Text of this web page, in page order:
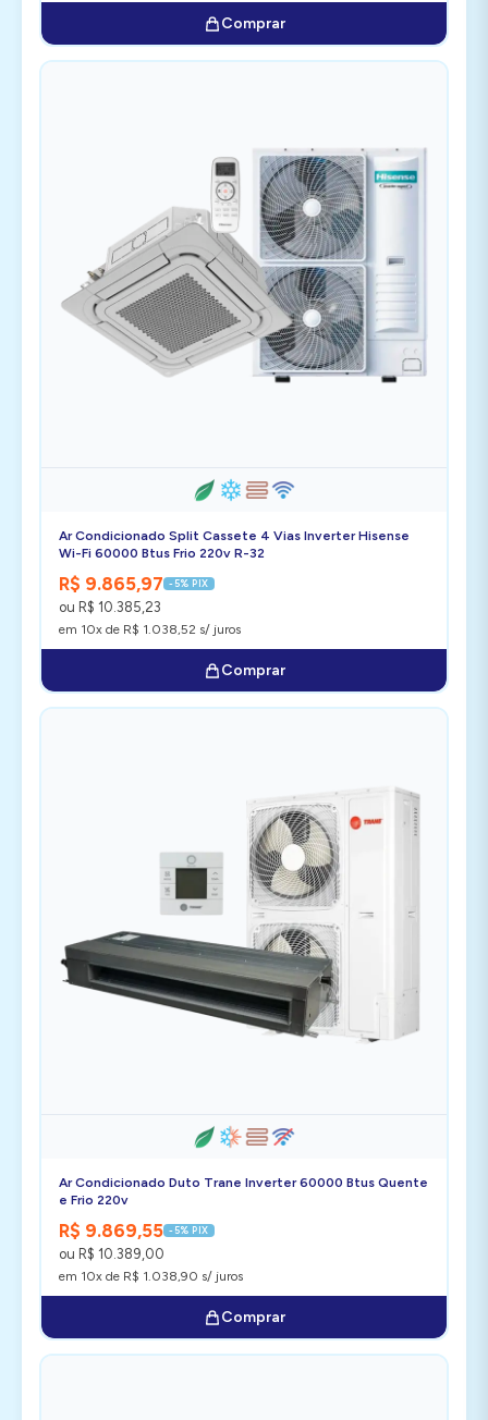
Comprar
Ar Condicionado Split Cassete 4 Vias Inverter Hisense
Wi-Fi 60000 Btus Frio 220v R-32
R$ 9.865,97 -5% PIX
ou R$ 10.385,23
em 10x de R$ 1.038,52 s/ juros
Comprar
Ar Condicionado Duto Trane Inverter 60000 Btus Quente
e Frio 220v
R$ 9.869,55 -5% PIX
ou R$ 10.389,00
em 10x de R$ 1.038,90 s/ juros
Comprar